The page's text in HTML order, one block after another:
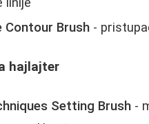
Contour Brush -
hajlajter
Setting Brush -